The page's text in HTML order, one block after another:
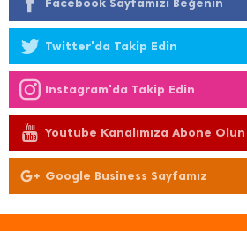
Facebook Sayfamızı Beğenin
Twitter'da Takip Edin
Instagram'da Takip Edin
Youtube Kanalımıza Abone Olun
Google Business Sayfamız